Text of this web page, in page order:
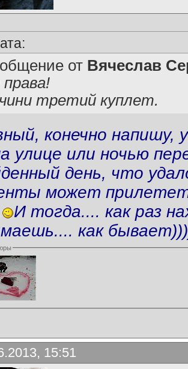
от Вячеслав
третий куплет.
конечно напишу,
улице или ночью
день, что
может
И тогда.... как раз
как
15:51